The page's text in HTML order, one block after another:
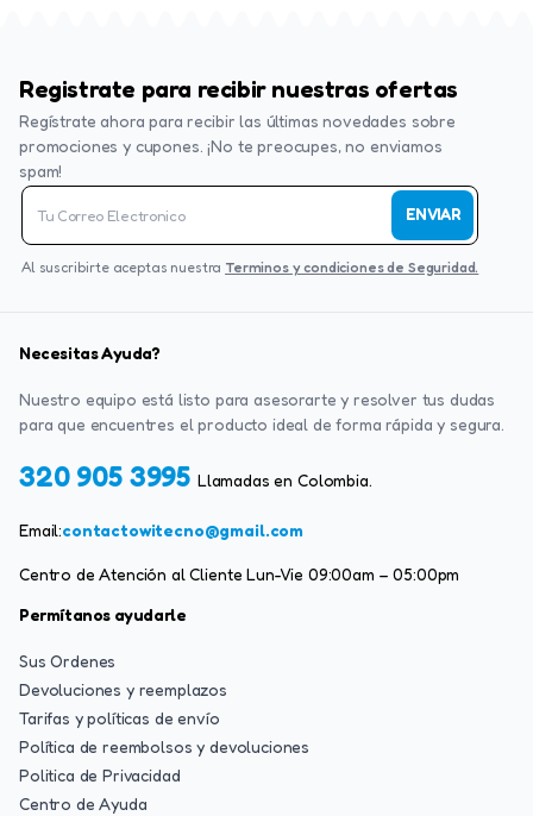
Registrate para recibir nuestras ofertas
Regístrate ahora para recibir las últimas novedades sobre
promociones y cupones. ¡No te preocupes, no enviamos
spam!
ENVIAR
Al suscribirte aceptas nuestra Terminos y condiciones de Seguridad.
Necesitas Ayuda?
Nuestro equipo está listo para asesorarte y resolver tus dudas
para que encuentres el producto ideal de forma rápida y segura.
320 905 3995 Llamadas en Colombia.
Email:contactowitecno@gmail.com
Centro de Atención al Cliente Lun-Vie 09:00am – 05:00pm
Permítanos ayudarle
Sus Ordenes
Devoluciones y reemplazos
Tarifas y políticas de envío
Política de reembolsos y devoluciones
Politica de Privacidad
Centro de Ayuda